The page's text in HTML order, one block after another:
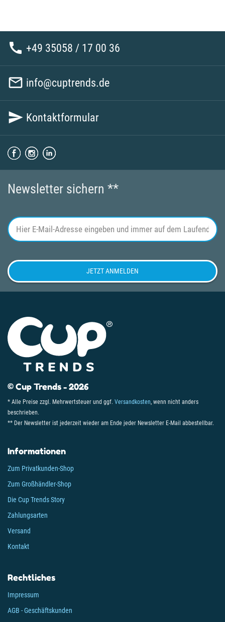
 +49 35058 / 17 00 36
 info@cuptrends.de
 Kontaktformular
Newsletter sichern **
© Cup Trends - 2026
* Alle Preise zzgl. Mehrwertsteuer und ggf. Versandkosten, wenn nicht anders
beschrieben.
** Der Newsletter ist jederzeit wieder am Ende jeder Newsletter E-Mail abbestellbar.
Informationen
Zum Privatkunden-Shop
Zum Großhändler-Shop
Die Cup Trends Story
Zahlungsarten
Versand
Kontakt
Rechtliches
Impressum
AGB - Geschäftskunden